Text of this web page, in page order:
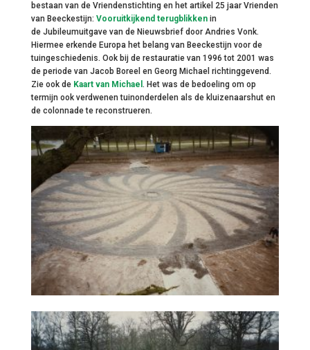
bestaan van de Vriendenstichting en het artikel 25 jaar Vrienden
van Beeckestijn: Vooruitkijkend terugblikkenin
de Jubileumuitgave van de Nieuwsbrief door Andries Vonk.
Hiermee erkende Europa het belang van Beeckestijn voor de
tuingeschiedenis. Ook bij de restauratie van 1996 tot 2001 was
de periode van Jacob Boreel en Georg Michael richtinggevend.
Zie ook de Kaart van Michael . Het was de bedoeling om op
termijn ook verdwenen tuinonderdelen als de kluizenaarshut en
de colonnade te reconstrueren.